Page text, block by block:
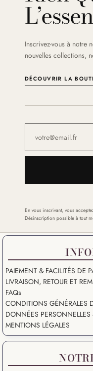
Inscrivez-vous à notre
nouvelles collections,
DÉCOUVRIR LA
En vous inscrivant, vous
Désinscription possible à tout
PAIEMENT & FACILITÉS DE
LIVRAISON, RETOUR ET
FAQs
CONDITIONS GÉNÉRALES
DONNÉES
MENTIONS LÉGALES